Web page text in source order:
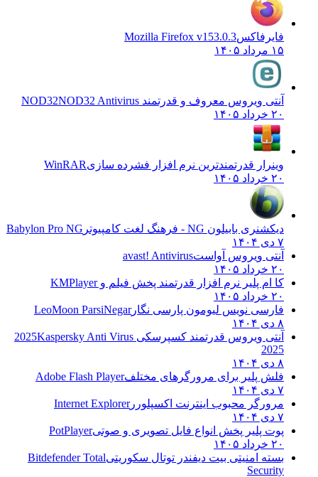
فایرفاکس Mozilla Firefox v153.0.3
آنتی ویروس معروف و قدرتمند NOD32NOD32 Antivirus
وینرار قدرتمندترین نرم افزار فشرده سازیWinRAR
دیکشنری بابیلون NG - فرهنگ لغت کامپیوتر
Babylon Pro NG
آنتی ویروس آواست avast! Antivirus
کا ام پلیر نرم افزار قدرتمند پخش فیلم و KMPlayer
فارسی نویس لیومون پارسی نگارLeoMoon ParsiNegar
آنتی ویروس قدرتمند کسپرسکی 2025Kaspersky Anti Virus
فلش پلیر برای مرورگرهای مختلف Adobe Flash Player
مرورگر محبوب اینترنت اکسپلوررInternet Explorer
پوت پلیر پخش انواع فایل تصویری و صوتیPotPlayer
بسته امنیتی بیت دیفندر توتال سکوریتیBitdefender Total
Security